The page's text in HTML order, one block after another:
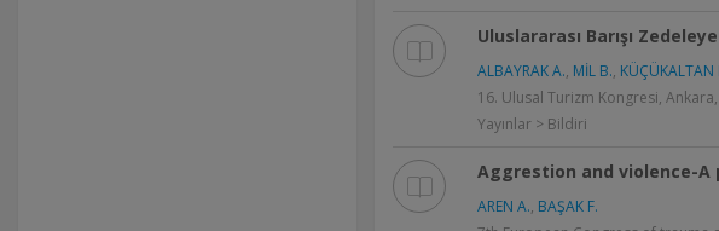
Uluslararası Barışı
ALBAYRAK A., MİL B., KÜÇÜKALTAN
16. Ulusal Turizm Kongresi,
Yayınlar > Bildiri
Aggrestion and violence-A
AREN A., BAŞAK F.